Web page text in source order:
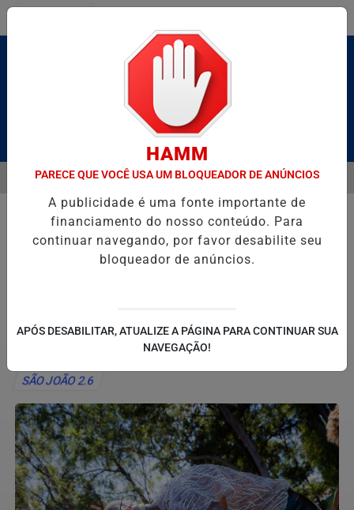
Pesquisar Notícia
E CAIQUE PIMENTA COM O MELHOR DO AXÉ DAS ANTIGAS
EM ALTA
MENU
SÃO JOÃO 2.6
HAMM
PARECE QUE VOCÊ USA UM BLOQUEADOR DE ANÚNCIOS
A publicidade é uma fonte importante de
financiamento do nosso conteúdo. Para
continuar navegando, por favor desabilite seu
bloqueador de anúncios.
APÓS DESABILITAR, ATUALIZE A PÁGINA PARA CONTINUAR SUA
NAVEGAÇÃO!